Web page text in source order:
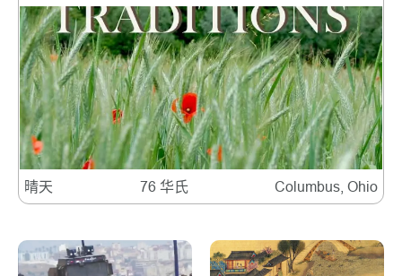
晴天 76 华氏 Columbus, Ohio